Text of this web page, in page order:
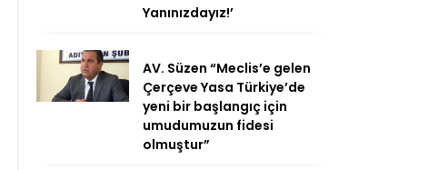
Yanınızdayız!’
AV. Süzen “Meclis’e gelen
Çerçeve Yasa Türkiye’de
yeni bir başlangıç için
umudumuzun fidesi
olmuştur”